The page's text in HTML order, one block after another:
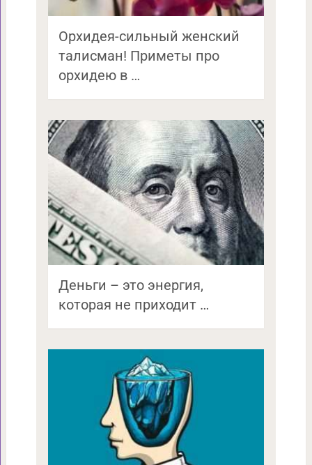
Орхидея-сильный женский
талисман! Приметы про
орхидею в …
Деньги – это энергия,
которая не приходит …